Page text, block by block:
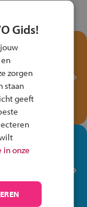
het
je op je
elke dag
Gids!
zorgen
staan
geeft
in onze